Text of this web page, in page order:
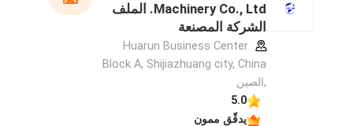
Machinery Co., Ltd. الملف
الشركة المصنعة
Huarun Business Center
Block A, Shijiazhuang city, China
,الصين
5.0
يدقّق ممون